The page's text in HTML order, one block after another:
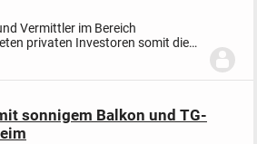
Vermittler im Bereich
privaten Investoren somit die
sonnigem Balkon und TG-